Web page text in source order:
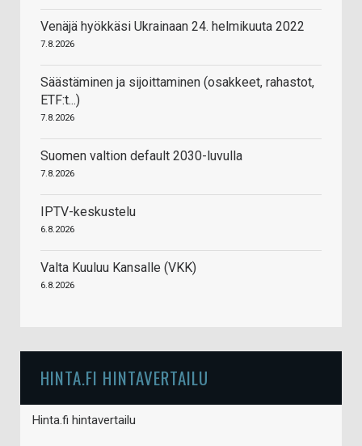
Venäjä hyökkäsi Ukrainaan 24. helmikuuta 2022
7.8.2026
Säästäminen ja sijoittaminen (osakkeet, rahastot,
ETF:t...)
7.8.2026
Suomen valtion default 2030-luvulla
7.8.2026
IPTV-keskustelu
6.8.2026
Valta Kuuluu Kansalle (VKK)
6.8.2026
HINTA.FI HINTAVERTAILU
Hinta.fi hintavertailu